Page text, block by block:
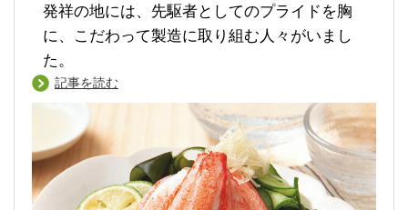
発祥の地には、先駆者としてのプライドを胸
に、こだわって製造に取り組む人々がいまし
た。
記事を読む